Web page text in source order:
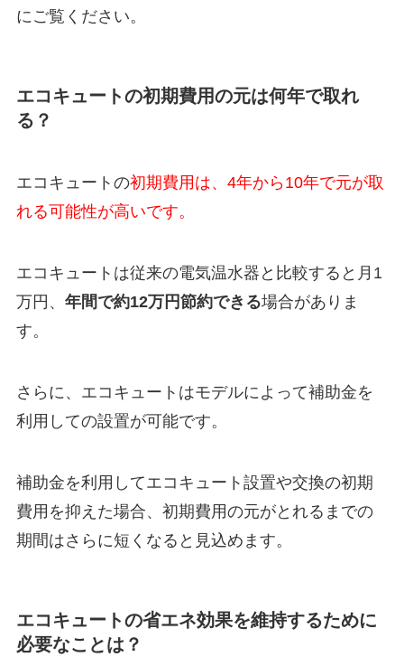
にご覧ください。
エコキュートの初期費用の元は何年で取れ
る？
エコキュートの初期費用は、4年から10年で元が取
れる可能性が高いです。
エコキュートは従来の電気温水器と比較すると月1
万円、 年間で約12万円節約できる場合がありま
す。
さらに、エコキュートはモデルによって補助金を
利用しての設置が可能です。
補助金を利用してエコキュート設置や交換の初期
費用を抑えた場合、初期費用の元がとれるまでの
期間はさらに短くなると見込めます。
エコキュートの省エネ効果を維持するために
必要なことは？